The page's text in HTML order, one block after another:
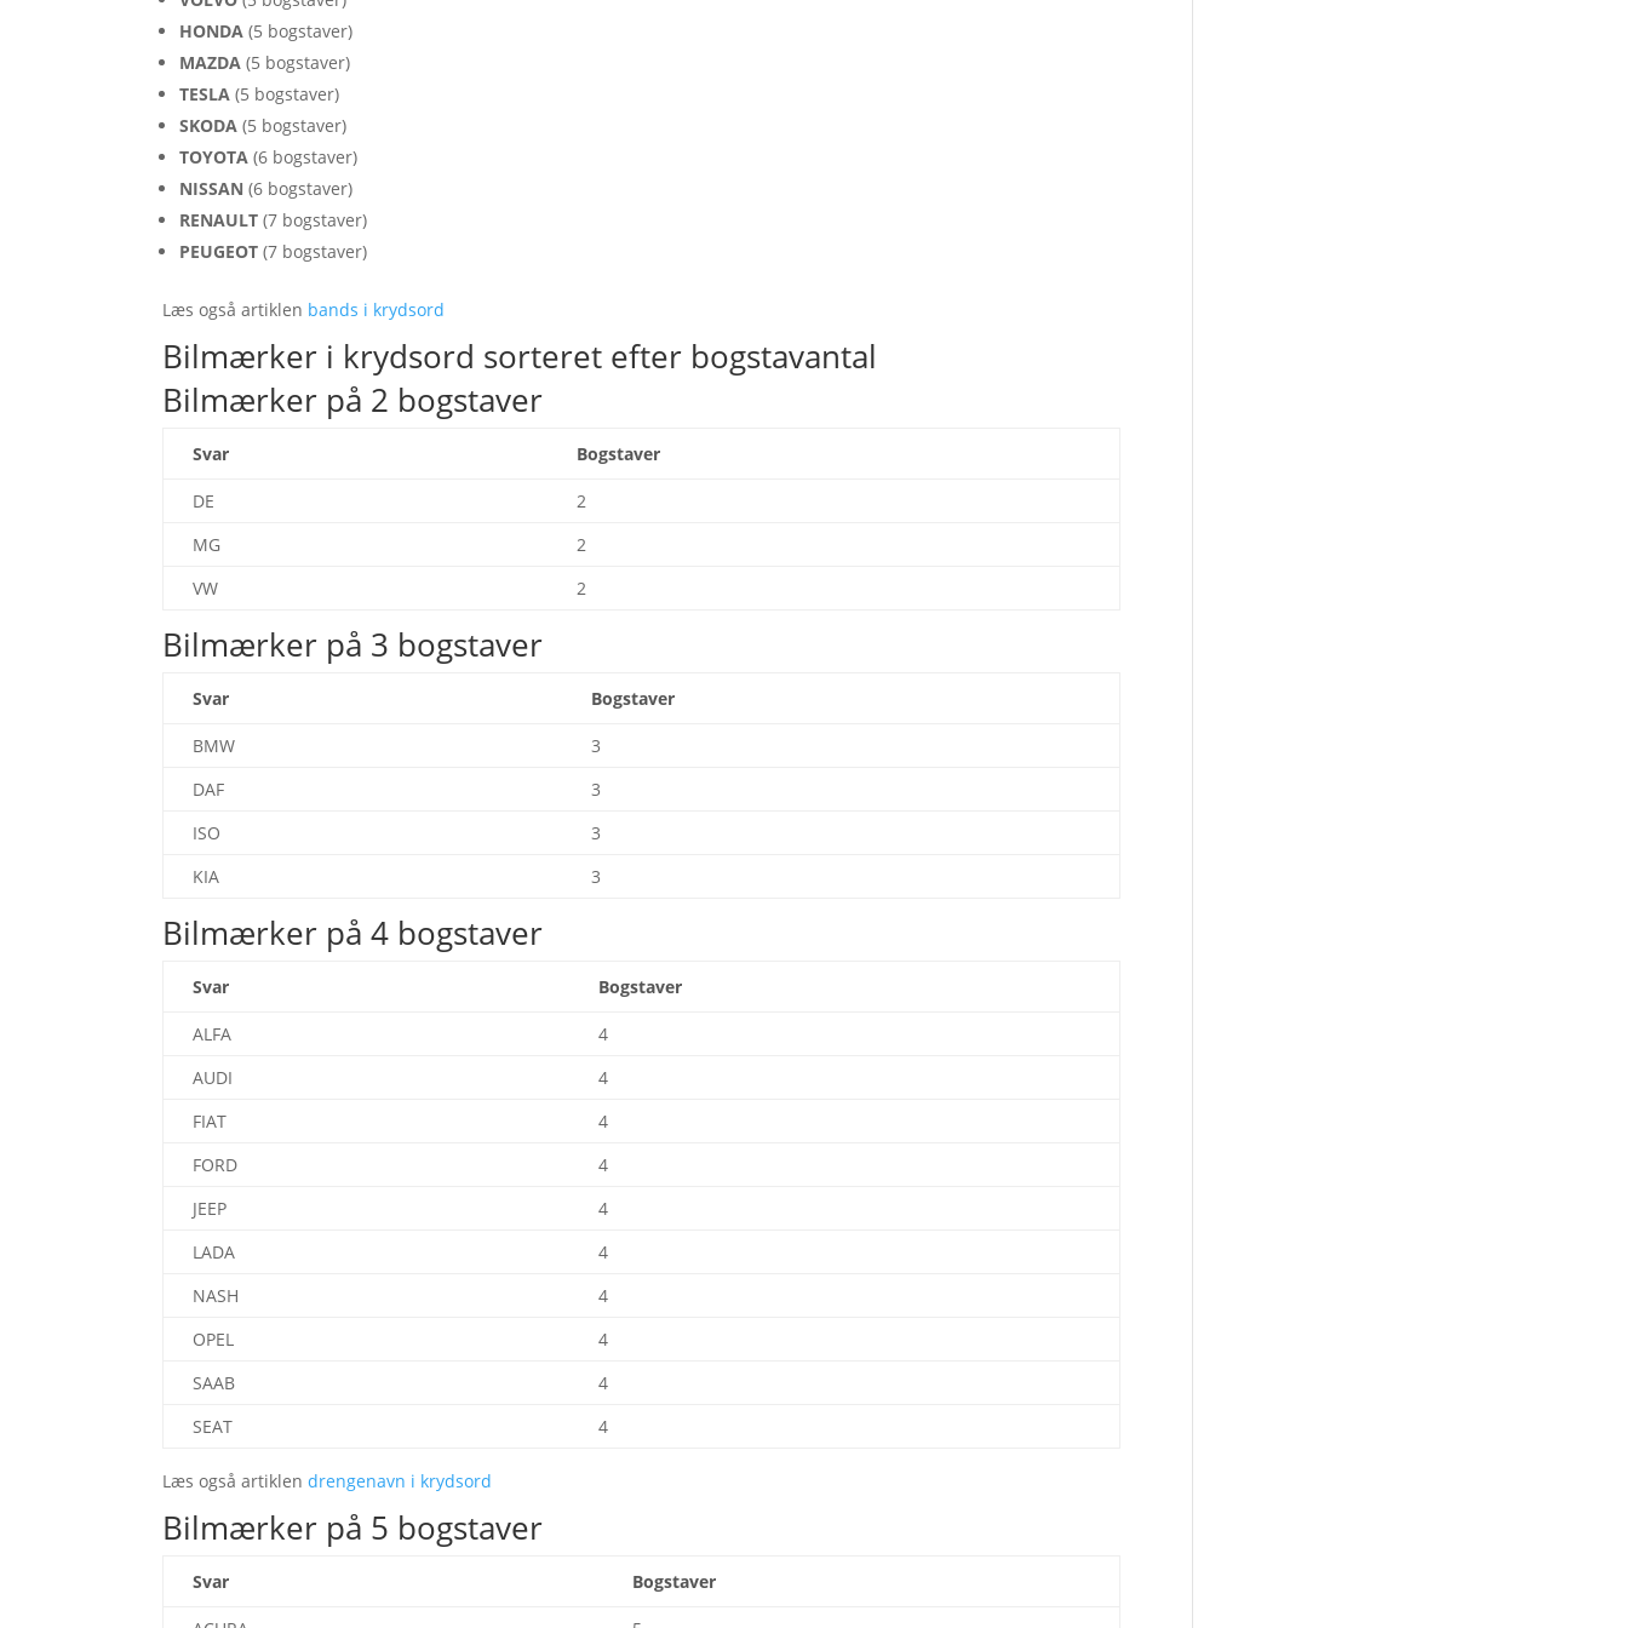
HONDA (5 bogstaver)
MAZDA (5 bogstaver)
TESLA (5 bogstaver)
SKODA (5 bogstaver)
TOYOTA (6 bogstaver)
NISSAN (6 bogstaver)
RENAULT (7 bogstaver)
PEUGEOT (7 bogstaver)
Læs også artiklen bands i krydsord
Bilmærker i krydsord sorteret efter bogstavantal
Bilmærker på 2 bogstaver
Svar Bogstaver
DE
2
MG
2
VW
2
Bilmærker på 3 bogstaver
Svar Bogstaver
BMW
3
DAF
3
ISO
3
KIA
3
Bilmærker på 4 bogstaver
Svar Bogstaver
ALFA
4
AUDI
4
FIAT
4
FORD
4
JEEP
4
LADA
4
NASH
4
OPEL
4
SAAB
4
SEAT
4
Læs også artiklendrengenavn i krydsord
Bilmærker på 5 bogstaver
Svar Bogstaver